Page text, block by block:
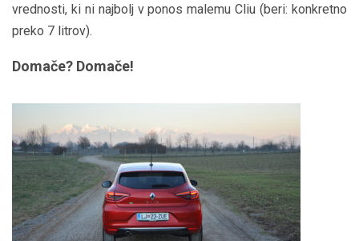
vrednosti, ki ni najbolj v ponos malemu Cliu (beri: konkretno
preko 7 litrov).
Domače? Domače!